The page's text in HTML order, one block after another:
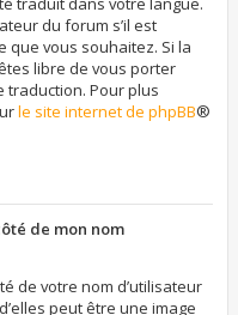
du forum s’il est
que vous souhaitez. Si la
libre de vous porter
traduction. Pour plus
le site internet de phpBB®
de mon nom
de votre nom d’utilisateur
peut être une image